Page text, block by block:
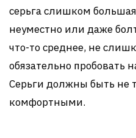
серьга слишком
неуместно или даже
что-то среднее, не
обязательно пробовать
Серьги должны быть не
комфортными.